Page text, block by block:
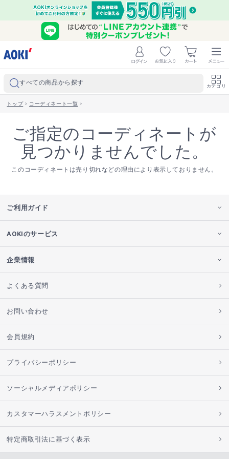
すべての商品から探す カテゴリ
トップ> コーディネート一覧 >
ご指定のコーディネートが
見つかりませんでした。
このコーディネートは売り切れなどの理由により表示しておりません。
ご利用ガイド
AOKIのサービス
企業情報
よくある質問
お問い合わせ
会員規約
プライバシーポリシー
ソーシャルメディアポリシー
カスタマーハラスメントポリシー
特定商取引法に基づく表示